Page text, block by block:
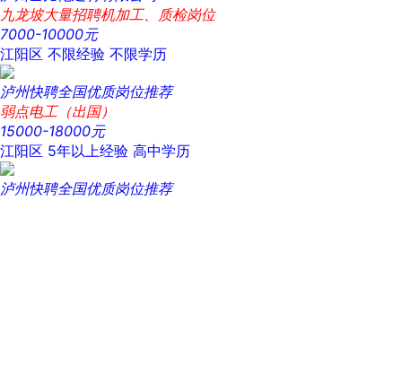
九龙坡大量招聘机加工、质检岗位
7000-10000元
江阳区 不限经验 不限学历
泸州快聘全国优质岗位推荐
弱点电工（出国）
15000-18000元
江阳区 5年以上经验 高中学历
泸州快聘全国优质岗位推荐